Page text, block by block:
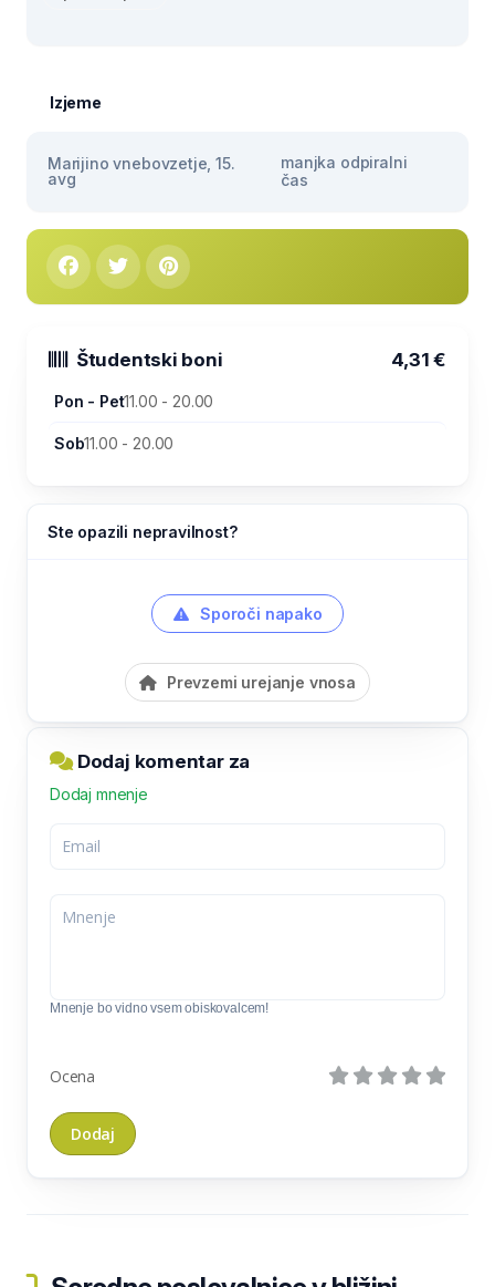
Izjeme
Marijino vnebovzetje, 15.
avg
manjka odpiralni
čas
Študentski boni 4,31 €
Pon - Pet11.00 - 20.00
Sob11.00 - 20.00
Ste opazili nepravilnost?
Sporoči napako
Prevzemi urejanje vnosa
Dodaj komentar za
Dodaj mnenje
Mnenje bo vidno vsem obiskovalcem!
Ocena